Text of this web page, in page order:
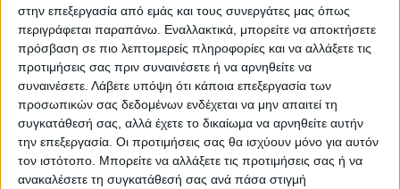
στην επεξεργασία από εμάς και τους συνεργάτες μας όπως
περιγράφεται παραπάνω. Εναλλακτικά, μπορείτε να αποκτήσετε
πρόσβαση σε πιο λεπτομερείς πληροφορίες και να αλλάξετε τις
προτιμήσεις σας πριν συναινέσετε ή να αρνηθείτε να
συναινέσετε. Λάβετε υπόψη ότι κάποια επεξεργασία των
προσωπικών σας δεδομένων ενδέχεται να μην απαιτεί τη
συγκατάθεσή σας, αλλά έχετε το δικαίωμα να αρνηθείτε αυτήν
την επεξεργασία. Οι προτιμήσεις σας θα ισχύουν μόνο για αυτόν
τον ιστότοπο. Μπορείτε να αλλάξετε τις προτιμήσεις σας ή να
ανακαλέσετε τη συγκατάθεσή σας ανά πάσα στιγμή
στόχο το νότιο Ισραήλ.
Ματαιώθηκε η πορεία για την «Ημέρα
της Ιερουσαλήμ»
Στο ίδιο πλαίσιο, η πορεία των χιλιάδων
νέων Ισραηλινών που ήταν
προγραμματισμένη για το βράδυ της